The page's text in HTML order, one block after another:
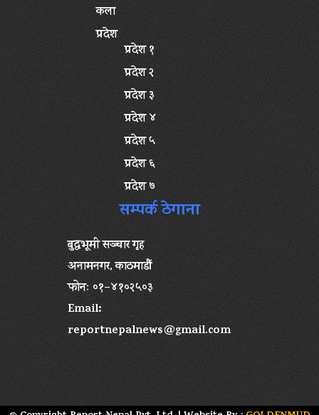
कला
प्रदेश
प्रदेश १
प्रदेश २
प्रदेश ३
प्रदेश ४
प्रदेश ५
प्रदेश ६
प्रदेश ७
सम्पर्क ठेगाना
बुद्धभूमी सञ्चार गृह
अनामनगर, काठमाडौं
फोनः ०१–४१०२५०३
Email:
reportnepalnews@gmail.com